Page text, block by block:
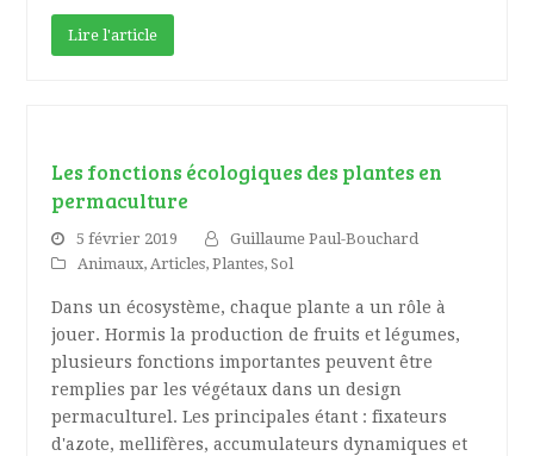
Lire l'article
Les fonctions écologiques des plantes en
permaculture
5 février 2019
Guillaume Paul-Bouchard
Animaux,Articles,Plantes,Sol
Dans un écosystème, chaque plante a un rôle à
jouer. Hormis la production de fruits et légumes,
plusieurs fonctions importantes peuvent être
remplies par les végétaux dans un design
permaculturel. Les principales étant : fixateurs
d'azote, mellifères, accumulateurs dynamiques et